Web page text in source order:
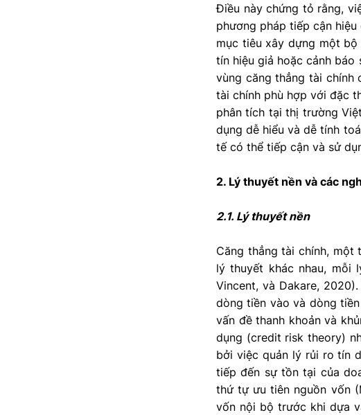
Điều này chứng tỏ rằng,
phương pháp tiếp cận
mục tiêu xây dựng một
tín hiệu giả hoặc cảnh
vùng căng thẳng tài chính
tài chính phù hợp với đặc
phân tích tại thị trường
dụng dễ hiểu và dễ tính
tế có thể tiếp cận và sử
2. Lý thuyết nền và các
2.1. Lý thuyết nền
Căng thẳng tài chính,
lý thuyết khác nhau, mỗi
Vincent, và Dakare,
dòng tiền vào và dòng
vấn đề thanh khoản và
dụng (credit risk theory)
bởi việc quản lý rủi ro tín
tiếp đến sự tồn tại của
thứ tự ưu tiên nguồn vốn
vốn nội bộ trước khi dựa